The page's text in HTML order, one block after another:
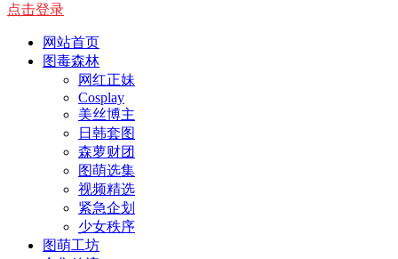
点击登录
网站首页
图毒森林
网红正妹
Cosplay
美丝博主
日韩套图
森萝财团
图萌选集
视频精选
紧急企划
少女秩序
图萌工坊